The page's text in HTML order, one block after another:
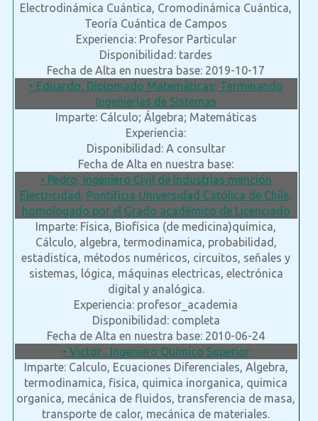
Electrodinámica Cuántica, Cromodinámica Cuántica,
Teoría Cuántica de Campos
Experiencia: Profesor Particular
Disponibilidad: tardes
Fecha de Alta en nuestra base: 2019-10-17
• Eduardo, Diplomado Matemáticas; Terminando
Ingenierías de Sistemas
Imparte: Cálculo; Álgebra; Matemáticas
Experiencia:
Disponibilidad: A consultar
Fecha de Alta en nuestra base:
• Pedro, Ingeniero Civil de Industrias mención
Electricidad, Pontificia Universidad Católica de Chile,
homologado por el Grado académico de Licenciado
Imparte: Física, Biofísica (de medicina)química,
Cálculo, algebra, termodinamica, probabilidad,
estadistica, métodos numéricos, circuitos, señales y
sistemas, lógica, máquinas electricas, electrónica
digital y analógica.
Experiencia: profesor_academia
Disponibilidad: completa
Fecha de Alta en nuestra base: 2010-06-24
• Victor , Ingeniero Químico Superior
Imparte: Calculo, Ecuaciones Diferenciales, Algebra,
termodinamica, fisica, quimica inorganica, quimica
organica, mecánica de fluidos, transferencia de masa,
transporte de calor, mecánica de materiales.